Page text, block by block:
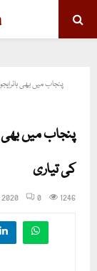
پنجاب میں بھی
پنجاب میں
کی تیاری
2020 0 1246